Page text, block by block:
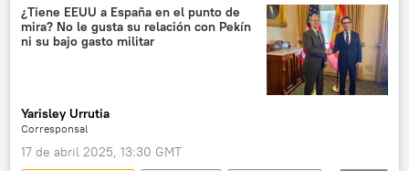
Mark Rutte
Alemania
Comisión Europea
Banco de España
crecimiento económico
déficit
¿Tiene EEUU a España en el punto de
mira? No le gusta su relación con Pekín
ni su bajo gasto militar
Yarisley Urrutia
Corresponsal
17 de abril 2025, 13:30 GMT